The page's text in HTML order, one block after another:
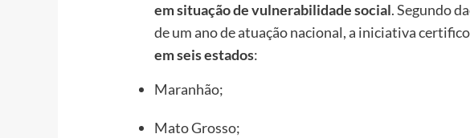
em situação de vulnerabilidade social. Segundo
de um ano de atuação nacional, a iniciativa
em seis estados:
Maranhão;
Mato Grosso;